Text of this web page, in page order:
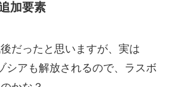
加要素
だったと思いますが、実は
シアも解放されるので、ラスボ